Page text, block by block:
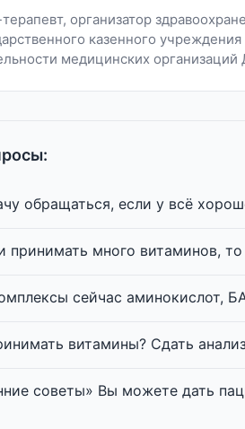
организатор
казенного
медицинских
обращаться, если у всё
принимать много витаминов,
сейчас аминокислот,
витамины? Сдать
советы» Вы можете дать